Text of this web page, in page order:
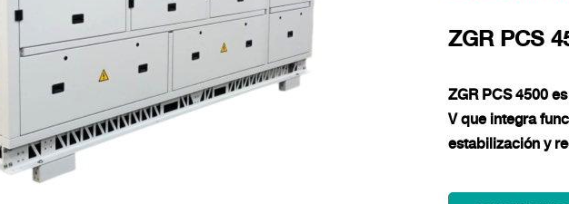
ZGR PCS
ZGR PCS 4500
V que integra
estabilización y